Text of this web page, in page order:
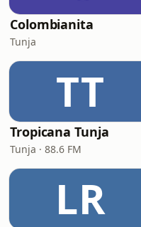
Colombianita
Tunja
TT
Tropicana Tunja
Tunja · 88.6 FM
LR